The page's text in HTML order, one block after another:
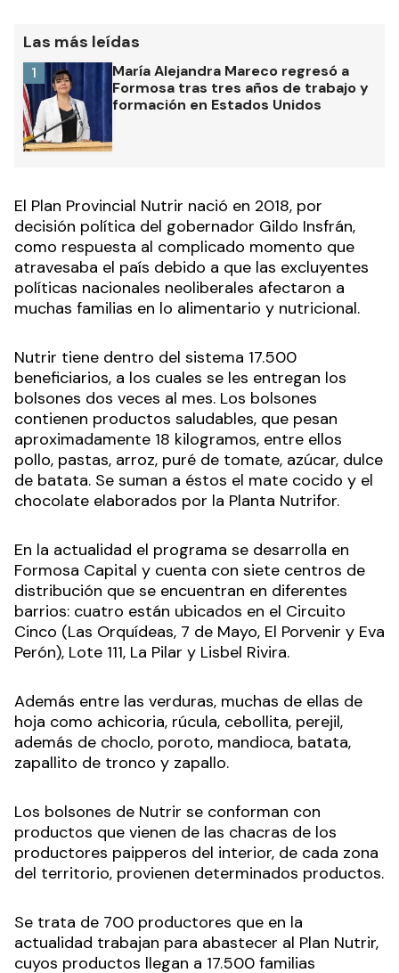
Las más leídas
María Alejandra Mareco regresó a
Formosa tras tres años de trabajo y
formación en Estados Unidos
1
El Plan Provincial Nutrir nació en 2018, por
decisión política del gobernador Gildo Insfrán,
como respuesta al complicado momento que
atravesaba el país debido a que las excluyentes
políticas nacionales neoliberales afectaron a
muchas familias en lo alimentario y nutricional.
Nutrir tiene dentro del sistema 17.500
beneficiarios, a los cuales se les entregan los
bolsones dos veces al mes. Los bolsones
contienen productos saludables, que pesan
aproximadamente 18 kilogramos, entre ellos
pollo, pastas, arroz, puré de tomate, azúcar, dulce
de batata. Se suman a éstos el mate cocido y el
chocolate elaborados por la Planta Nutrifor.
En la actualidad el programa se desarrolla en
Formosa Capital y cuenta con siete centros de
distribución que se encuentran en diferentes
barrios: cuatro están ubicados en el Circuito
Cinco (Las Orquídeas, 7 de Mayo, El Porvenir y Eva
Perón), Lote 111, La Pilar y Lisbel Rivira.
Además entre las verduras, muchas de ellas de
hoja como achicoria, rúcula, cebollita, perejil,
además de choclo, poroto, mandioca, batata,
zapallito de tronco y zapallo.
Los bolsones de Nutrir se conforman con
productos que vienen de las chacras de los
productores paipperos del interior, de cada zona
del territorio, provienen determinados productos.
Se trata de 700 productores que en la
actualidad trabajan para abastecer al Plan Nutrir,
cuyos productos llegan a 17.500 familias